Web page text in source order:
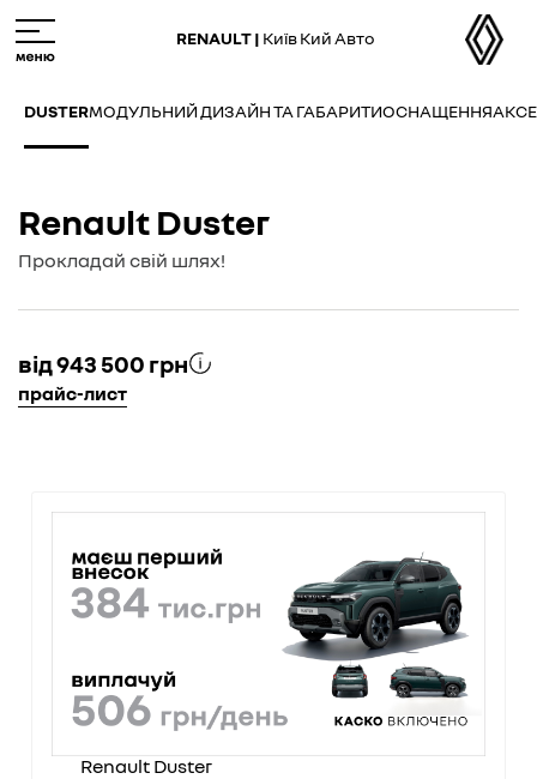
to
main
RENAULT | Київ Кий Авто
DUSTERМОДУЛЬНИЙ ДИЗАЙН ТА ГАБАРИТИОСНАЩЕННЯ
Renault Duster
Прокладай свій шлях!
від 943 500 грн
прайс-лист
Renault Duster